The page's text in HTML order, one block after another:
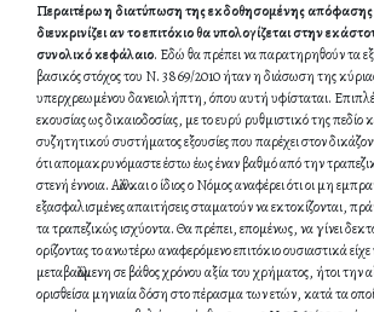
Περαιτέρω η διατύπωση της εκδοθησομένης απόφασης
διευκρινίζει αν το επιτόκιο θα υπολογίζεται στην
συνολικό κεφάλαιο. Εδώ θα πρέπει να παρατηρηθούν τα
βασικός στόχος του Ν. 3869/2010 ήταν η διάσωση της
υπερχρεωμένου δανειολήπτη, όπου αυτή υφίσταται.
εκουσίας ως δικαιοδοσίας, με το ευρύ ρυθμιστικό της πεδίο
συζητητικού συστήματος εξουσίες που παρέχει στον
ότι απομακρυνόμαστε έστω έως έναν βαθμό από την
στενή έννοια. Αλλά και ο ίδιος ο Νόμος αναφέρει ότι οι μη
εξασφαλισμένες απαιτήσεις σταματούν να εκτοκίζονται,
τα τραπεζικώς ισχύοντα. Θα πρέπει, επομένως, να γίνει
ορίζοντας το ανωτέρω αναφερόμενο επιτόκιο ουσιαστικά
μεταβαλλόμενη σε βάθος χρόνου αξία του χρήματος, ήτοι την
ορισθείσα μηνιαία δόση στο πέρασμα των ετών, κατά τα